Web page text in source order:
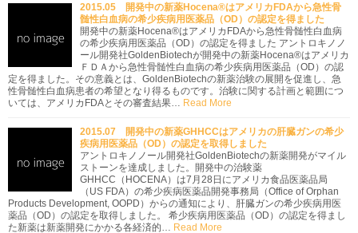
2015.05 開発中の新薬Hocena®はアメリカFDAから急性骨
髄性白血病の希少疾病用医薬品（OD）の認定を得ました
開発中の新薬Hocena®はアメリカFDAから急性骨髄性白血病
の希少疾病用医薬品（OD）の認定を得ました アントロキノノ
ール開発社GoldenBiotechが開発中の新薬Hocena®はアメリカ
ＦＤＡから急性骨髄性白血病の希少疾病用医薬品（OD）の認
定を得ました。その意義とは、GoldenBiotechの新薬治験の展開を促進し、急
性骨髄性白血病患者の希望となり得るものです。治験に関する計画と範囲につ
いては、アメリカFDAとその審査結果…
Read More
2015.07 開発中の新薬GHHCCはアメリカの肝臓ガンの希少
疾病用医薬品（OD）の認定を取得しました
アントロキノノール開発社GoldenBiotechの新薬開発がマイル
ストーンを達成しました。開発中の治験薬
GHHCC（HOCENA）は7月28日にアメリカ食品医薬品局
（US FDA）の希少疾病医薬品開発事務局（Office of Orphan
Products Development, OOPD）からの通知により、肝臓ガンの希少疾病用医
薬品（OD）の認定を取得しました。 希少疾病用医薬品（OD）の認定を得まし
た新薬は新薬開発にかかる各経済的…
Read More